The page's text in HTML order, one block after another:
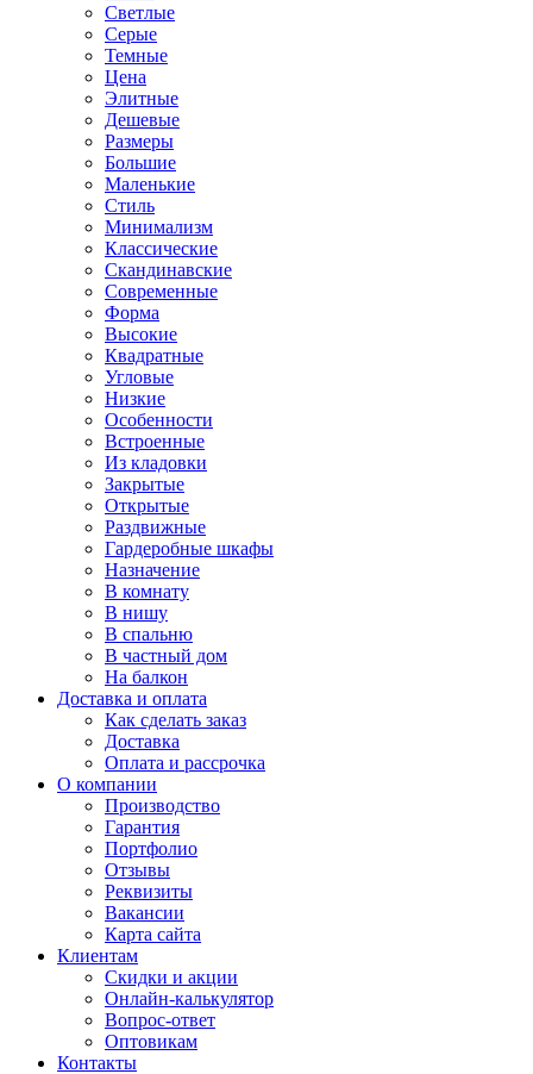
Светлые
Серые
Темные
Цена
Элитные
Дешевые
Размеры
Большие
Маленькие
Стиль
Минимализм
Классические
Скандинавские
Современные
Форма
Высокие
Квадратные
Угловые
Низкие
Особенности
Встроенные
Из кладовки
Закрытые
Открытые
Раздвижные
Гардеробные шкафы
Назначение
В комнату
В нишу
В спальню
В частный дом
На балкон
Доставка и оплата
Как сделать заказ
Доставка
Оплата и рассрочка
О компании
Производство
Гарантия
Портфолио
Отзывы
Реквизиты
Вакансии
Карта сайта
Клиентам
Скидки и акции
Онлайн-калькулятор
Вопрос-ответ
Оптовикам
Контакты